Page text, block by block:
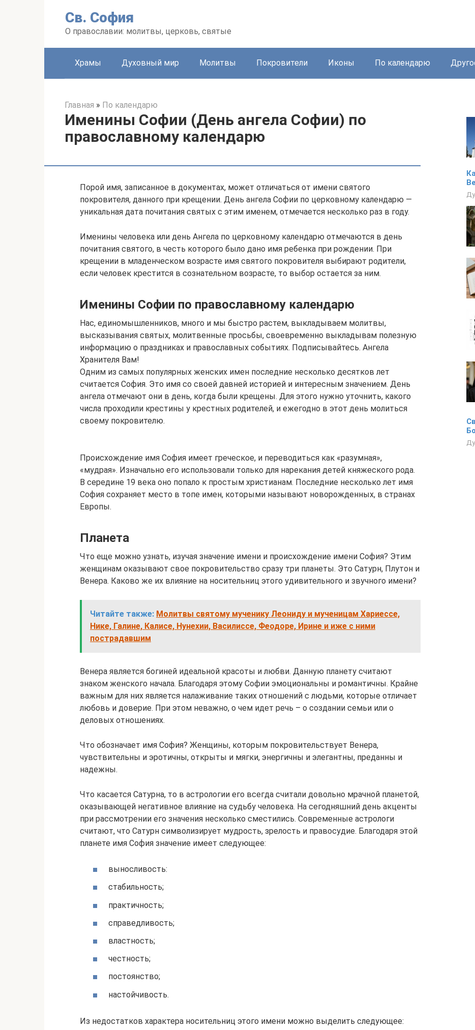
Св. София
О православии: молитвы, церковь, святые
Храмы Духовный мир Молитвы Покровители Иконы По календарю
Главная » По календарю
Именины Софии (День ангела Софии) по
православному календарю
Порой имя, записанное в документах, может отличаться от имени святого
покровителя, данного при крещении. День ангела Софии по церковному календарю —
уникальная дата почитания святых с этим именем, отмечается несколько раз в году.
Именины человека или день Ангела по церковному календарю отмечаются в день
почитания святого, в честь которого было дано имя ребенка при рождении. При
крещении в младенческом возрасте имя святого покровителя выбирают родители,
если человек крестится в сознательном возрасте, то выбор остается за ним.
Именины Софии по православному календарю
Нас, единомышленников, много и мы быстро растем, выкладываем молитвы,
высказывания святых, молитвенные просьбы, своевременно выкладывам полезную
информацию о праздниках и православных событиях. Подписывайтесь. Ангела
Хранителя Вам!
Одним из самых популярных женских имен последние несколько десятков лет
считается София. Это имя со своей давней историей и интересным значением. День
ангела отмечают они в день, когда были крещены. Для этого нужно уточнить, какого
числа проходили крестины у крестных родителей, и ежегодно в этот день молиться
своему покровителю.
Происхождение имя София имеет греческое, и переводиться как «разумная»,
«мудрая». Изначально его использовали только для нарекания детей княжеского рода.
В середине 19 века оно попало к простым христианам. Последние несколько лет имя
София сохраняет место в топе имен, которыми называют новорожденных, в странах
Европы.
Планета
Что еще можно узнать, изучая значение имени и происхождение имени София? Этим
женщинам оказывают свое покровительство сразу три планеты. Это Сатурн, Плутон и
Венера. Каково же их влияние на носительниц этого удивительного и звучного имени?
Читайте также: Молитвы святому мученику Леониду и мученицам Хариессе,
Нике, Галине, Калисе, Нунехии, Василиссе, Феодоре, Ирине и иже с ними
пострадавшим
Венера является богиней идеальной красоты и любви. Данную планету считают
знаком женского начала. Благодаря этому Софии эмоциональны и романтичны. Крайне
важным для них является налаживание таких отношений с людьми, которые отличает
любовь и доверие. При этом неважно, о чем идет речь – о создании семьи или о
деловых отношениях.
Что обозначает имя София? Женщины, которым покровительствует Венера,
чувствительны и эротичны, открыты и мягки, энергичны и элегантны, преданны и
надежны.
Что касается Сатурна, то в астрологии его всегда считали довольно мрачной планетой,
оказывающей негативное влияние на судьбу человека. На сегодняшний день акценты
при рассмотрении его значения несколько сместились. Современные астрологи
считают, что Сатурн символизирует мудрость, зрелость и правосудие. Благодаря этой
планете имя София значение имеет следующее:
выносливость:
стабильность;
практичность;
справедливость;
властность;
честность;
постоянство;
настойчивость.
Из недостатков характера носительниц этого имени можно выделить следующее: